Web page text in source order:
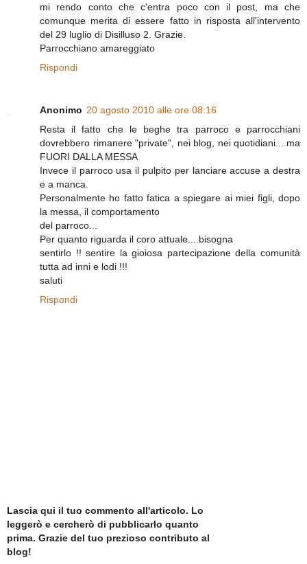
mi rendo conto che c'entra poco con il post, ma che
comunque merita di essere fatto in risposta all'intervento
del 29 luglio di Disilluso 2. Grazie.
Parrocchiano amareggiato
Rispondi
Anonimo 20 agosto 2010 alle ore 08:16
Resta il fatto che le beghe tra parroco e parrocchiani
dovrebbero rimanere "private", nei blog, nei quotidiani....ma
FUORI DALLA MESSA
Invece il parroco usa il pulpito per lanciare accuse a destra
e a manca.
Personalmente ho fatto fatica a spiegare ai miei figli, dopo
la messa, il comportamento
del parroco...
Per quanto riguarda il coro attuale....bisogna
sentirlo !! sentire la gioiosa partecipazione della comunità
tutta ad inni e lodi !!!
saluti
Rispondi
Lascia qui il tuo commento all'articolo. Lo
leggerò e cercherò di pubblicarlo quanto
prima. Grazie del tuo prezioso contributo al
blog!